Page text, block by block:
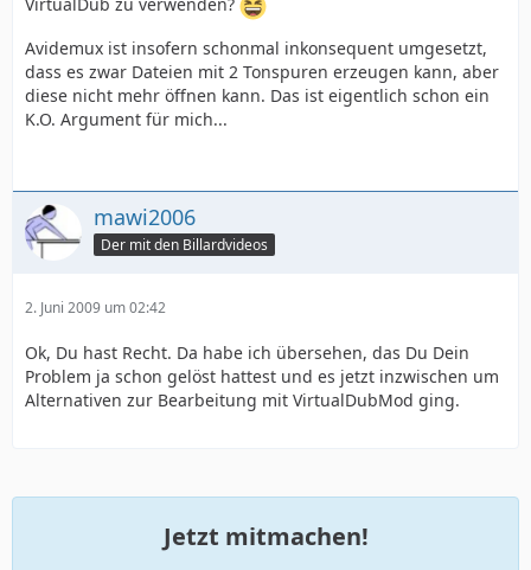
Avidemux ist insofern schonmal inkonsequent umgesetzt,
dass es zwar Dateien mit 2 Tonspuren erzeugen kann, aber
diese nicht mehr öffnen kann. Das ist eigentlich schon ein
K.O. Argument für mich...
mawi2006
Der mit den Billardvideos
2. Juni 2009 um 02:42
Ok, Du hast Recht. Da habe ich übersehen, das Du Dein
Problem ja schon gelöst hattest und es jetzt inzwischen um
Alternativen zur Bearbeitung mit VirtualDubMod ging.
Jetzt mitmachen!